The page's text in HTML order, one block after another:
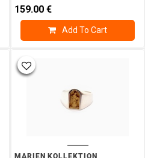
159.00 €
Add To Cart
MARIEN KOLLEKTION